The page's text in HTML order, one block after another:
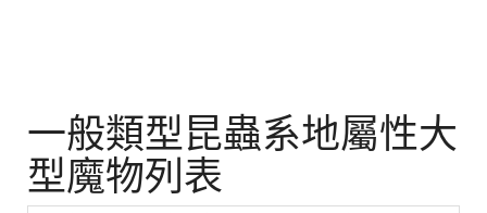
一般類型昆蟲系地屬性大
型魔物列表